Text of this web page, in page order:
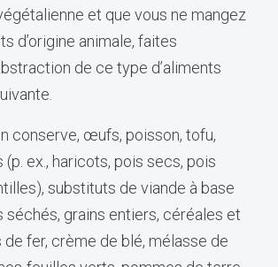
et que vous ne mangez
d’origine animale, faites
de ce type d’aliments
conserve, œufs, poisson, tofu,
(p. ex., haricots, pois secs, pois
substituts de viande à base
séchés, grains entiers, céréales et
de fer, crème de blé, mélasse de